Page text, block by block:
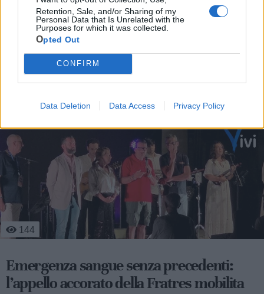
Retention, Sale, and/or Sharing of my
Personal Data that Is Unrelated with the
Purposes for which it was collected.
Opted Out
CONFIRM
Data Deletion Data Access Privacy Policy
319
A volte ritornano: ecco la commedia
«Mangèt’ e b’vit’ ca u’ munn’ s’è capit’!»